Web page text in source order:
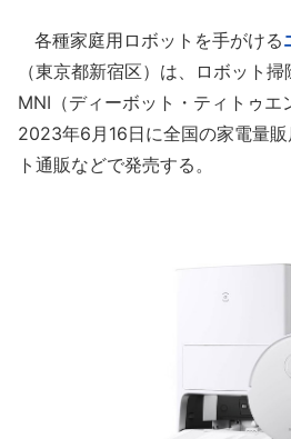
各種家庭用ロボットを手がける
（東京都新宿区）は、ロボット
MNI（ディーボット・ティトゥエ
2023年6月16日に全国の家電量
ト通販などで発売する。